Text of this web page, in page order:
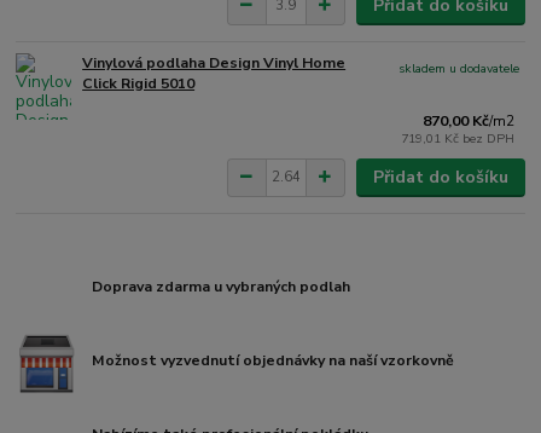
Přidat do košíku
Vinylová podlaha Design Vinyl Home
Click Rigid 5010
870,00 Kč/m2
719,01 Kč bez DPH
skladem u dodavatele
Přidat do košíku
Doprava zdarma u vybraných podlah
Možnost vyzvednutí objednávky na naší vzorkovně